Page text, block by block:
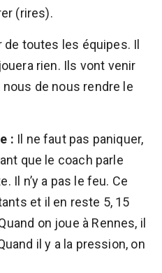
(rires).
toutes les équipes. Il
rien. Ils vont venir
de nous rendre le
: Il ne faut pas paniquer,
que le coach parle
Il n’y a pas le feu. Ce
et il en reste 5, 15
on joue à Rennes, il
il y a la pression, on